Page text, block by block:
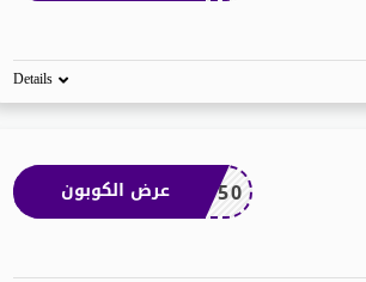
Details
SALON50عرض الكوبون